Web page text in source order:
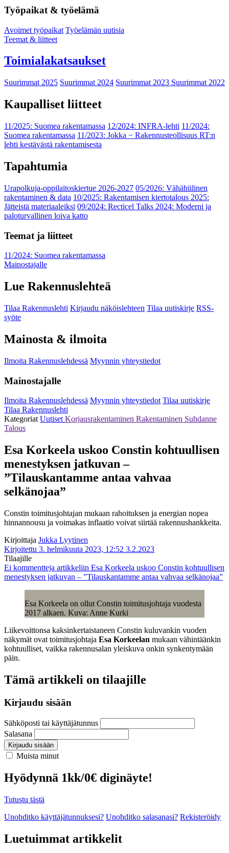
Työpaikat & työelämä
Avoimet työpaikat Työelämän uutisia
Teemat & liitteet
Toimialakatsaukset
Suurimmat 2025 Suurimmat 2024 Suurimmat 2023 Suurimmat 2022
Kaupalliset liitteet
11/2025: Suomea rakentamassa 12/2024: INFRA-lehti 11/2024:
Suomea rakentamassa 11/2023: Jokka − Rakennusteollisuus RT:n
lehti kestävästä rakentamisesta
Tapahtumia
Urapolkuja-oppilaitoskiertue 2026-2027 05/2026: Vähähiilinen
rakentaminen & data 10/2025: Rakentamisen kiertotalous 2025:
Jätteistä materiaaleiksi 09/2024: Recticel Talks 2024: Moderni ja
paloturvallinen loiva katto
Teemat ja liitteet
11/2024: Suomea rakentamassa
Mainostajalle
Lue Rakennuslehteä
Tilaa Rakennuslehti Kirjaudu näköislehteen Tilaa uutiskirje RSS-
syöte
Mainosta & ilmoita
Ilmoita Rakennuslehdessä Myynnin yhteystiedot
Mainostajalle
Ilmoita Rakennuslehdessä Myynnin yhteystiedot Tilaa uutiskirje
Tilaa Rakennuslehti
KategoriatUutisetKorjausrakentaminen Rakentaminen Suhdanne
Talous
Esa Korkeela uskoo Constin kohtuullisen
menestyksen jatkuvan –
”Tilauskantamme antaa vahvaa
selkänojaa”
Constin toimitusjohtajan mukaan rahoituksen ja energian nopea
hinnannousu ja voimakas inflaatio voivat siirtää rakennushankkeita.
Kirjoittaja Jukka Lyytinen
Kirjoitettu 3. helmikuuta 2023, 12:52 3.2.2023
Tilaajille
Ei kommentteja artikkeliin Esa Korkeela uskoo Constin kohtuullisen
menestyksen jatkuvan – ”Tilauskantamme antaa vahvaa selkänojaa”
Esa Korkeela on ollut Constin toimitusjohtaja vuodesta
2017 alkaen. Kuva: Anne Kurki
Liikevoittonsa kaksinkertaistaneen Constin kuluvankin vuoden
näkymät ovat toimitusjohtaja Esa Korkeelan mukaan vähintäänkin
kohtuulliset, vaikka rakennusalan yleiskuva onkin synkentymään
päin.
Tämä artikkeli on tilaajille
Kirjaudu sisään
Sähköposti tai käyttäjätunnus
Salasana
Kirjaudu sisään
Muista minut
Hyödynnä 1kk/0€ diginäyte!
Tutustu tästä
Unohditko käyttäjätunnuksesi? Unohditko salasanasi? Rekisteröidy
Luetuimmat artikkelit